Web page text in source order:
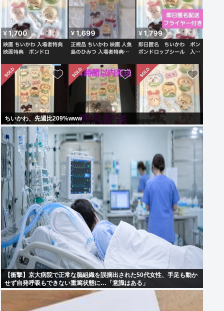
ちいかわ、先週比209%www
【衝撃】京大病院で正常な脳組織を誤摘出された50代女性、手足も動か
せず自発呼吸もできない重篤状態に…「意識はある」